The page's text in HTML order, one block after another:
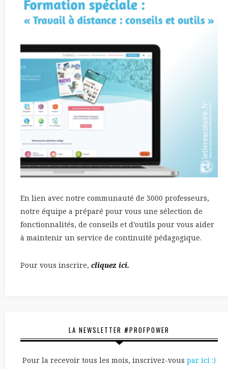
En lien avec notre communauté de 3000 professeurs,
notre équipe a préparé pour vous une sélection de
fonctionnalités, de conseils et d’outils pour vous aider
à maintenir un service de continuité pédagogique.
Pour vous inscrire, cliquez ici.
LA NEWSLETTER #PROFPOWER
Pour la recevoir tous les mois, inscrivez-vous par ici :)